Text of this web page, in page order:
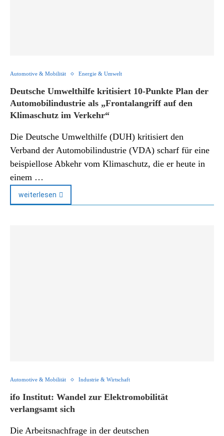
Automotive & Mobilität Energie & Umwelt
Deutsche Umwelthilfe kritisiert 10-Punkte Plan der
Automobilindustrie als „Frontalangriff auf den
Klimaschutz im Verkehr“
Die Deutsche Umwelthilfe (DUH) kritisiert den
Verband der Automobilindustrie (VDA) scharf für eine
beispiellose Abkehr vom Klimaschutz, die er heute in
einem …
weiterlesen
Automotive & Mobilität Industrie & Wirtschaft
ifo Institut: Wandel zur Elektromobilität
verlangsamt sich
Die Arbeitsnachfrage in der deutschen